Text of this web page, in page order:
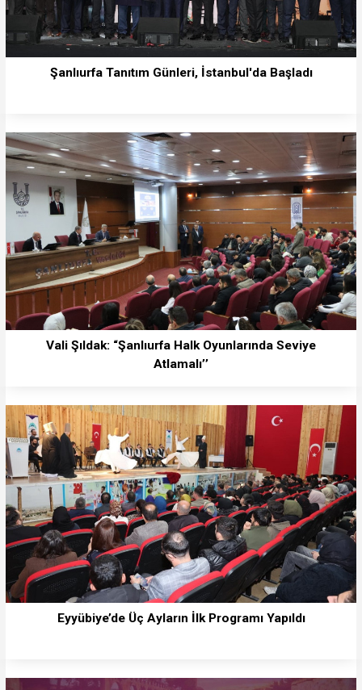
Şanlıurfa Tanıtım Günleri, İstanbul'da Başladı
Vali Şıldak: “Şanlıurfa Halk Oyunlarında Seviye
Atlamalı’’
Eyyübiye’de Üç Ayların İlk Programı Yapıldı